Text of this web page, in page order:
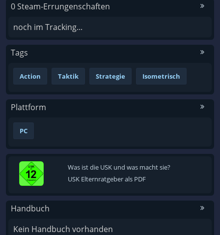
0 Steam-Errungenschaften
noch im Tracking...
Tags
Action Taktik Strategie Isometrisch
Plattform
PC
Was ist die USK und was macht sie?
USK Elternratgeber als PDF
Handbuch
Kein Handbuch vorhanden